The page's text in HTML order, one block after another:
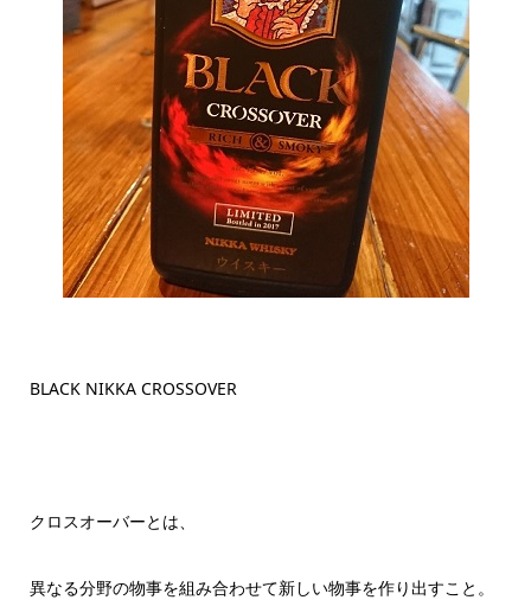
BLACK NIKKA CROSSOVER
クロスオーバーとは、
異なる分野の物事を組み合わせて新しい物事を作り出すこと。